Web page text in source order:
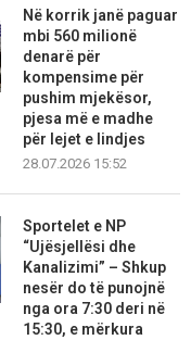
Në korrik janë paguar
mbi 560 milionë
denarë për
kompensime për
pushim mjekësor,
pjesa më e madhe
për lejet e lindjes
28.07.2026 15:52
Sportelet e NP
“Ujësjellësi dhe
Kanalizimi” – Shkup
nesër do të punojnë
nga ora 7:30 deri në
15:30, e mërkura